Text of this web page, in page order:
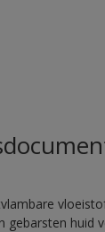
gebarsten huid